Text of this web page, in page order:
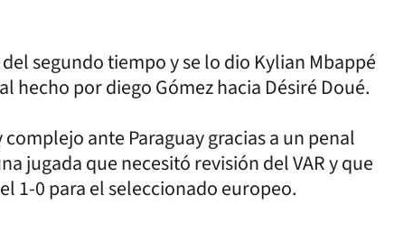
segundo tiempo y se lo dio Kylian Mbappé
hecho por diego Gómez hacia Désiré Doué.
ante Paraguay gracias a un penal
jugada que necesitó revisión del VAR y que
1-0 para el seleccionado europeo.